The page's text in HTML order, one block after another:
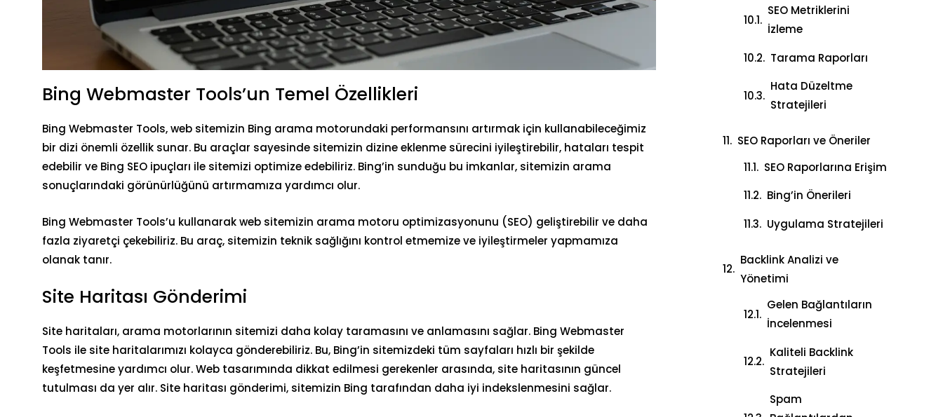
Bing Webmaster Tools’un Temel Özellikleri
Bing Webmaster Tools, web sitemizin Bing arama motorundaki performansını artırmak için kullanabileceğimiz
bir dizi önemli özellik sunar. Bu araçlar sayesinde sitemizin dizine eklenme sürecini iyileştirebilir, hataları tespit
edebilir ve Bing SEO ipuçları ile sitemizi optimize edebiliriz. Bing’in sunduğu bu imkanlar, sitemizin arama
sonuçlarındaki görünürlüğünü artırmamıza yardımcı olur.
Bing Webmaster Tools’u kullanarak web sitemizin arama motoru optimizasyonunu (SEO) geliştirebilir ve daha
fazla ziyaretçi çekebiliriz. Bu araç, sitemizin teknik sağlığını kontrol etmemize ve iyileştirmeler yapmamıza
olanak tanır.
Site Haritası Gönderimi
Site haritaları, arama motorlarının sitemizi daha kolay taramasını ve anlamasını sağlar. Bing Webmaster
Tools ile site haritalarımızı kolayca gönderebiliriz. Bu, Bing’in sitemizdeki tüm sayfaları hızlı bir şekilde
keşfetmesine yardımcı olur.Web tasarımında dikkat edilmesi gerekenler arasında, site haritasının güncel
tutulması da yer alır. Site haritası gönderimi, sitemizin Bing tarafından daha iyi indekslenmesini sağlar.
SEO Metriklerini
İzleme
Tarama Raporları
Hata Düzeltme
Stratejileri
SEO Raporları ve Öneriler
SEO Raporlarına Erişim
Bing’in Önerileri
Uygulama Stratejileri
Backlink Analizi ve
Yönetimi
Gelen Bağlantıların
İncelenmesi
Kaliteli Backlink
Stratejileri
Spam